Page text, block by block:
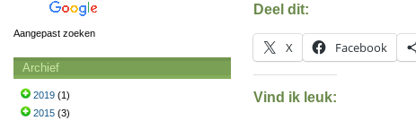
Deel dit:
X Facebook
Vind ik leuk:
Aangepast zoeken
Archief
2019 (1)
2015 (3)